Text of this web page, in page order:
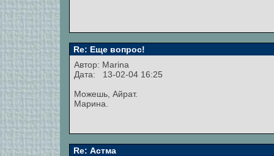
Re: Еще вопрос!
Автор: Marina
Дата: 13-02-04 16:25
Можешь, Айрат.
Марина.
Re: Астма